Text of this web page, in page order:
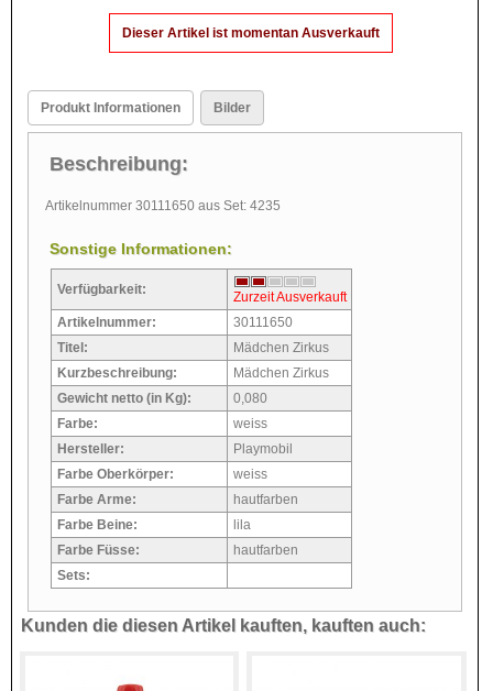
Dieser Artikel ist momentan Ausverkauft
Produkt Informationen Bilder
Beschreibung:
Artikelnummer 30111650 aus Set: 4235
Sonstige Informationen:
Verfügbarkeit:
Zurzeit Ausverkauft
Artikelnummer:
30111650
Titel:
Mädchen Zirkus
Kurzbeschreibung:
Mädchen Zirkus
Gewicht netto (in Kg):
0,080
Farbe:
weiss
Hersteller:
Playmobil
Farbe Oberkörper:
weiss
Farbe Arme:
hautfarben
Farbe Beine:
lila
Farbe Füsse:
hautfarben
Sets:
Kunden die diesen Artikel kauften, kauften auch: